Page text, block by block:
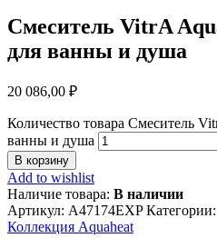
Смеситель VitrA
для ванны и душа
20 086,00 ₽
Количество товара Смеситель
ванны и душа
В корзину
Add to wishlist
Наличие товара: В наличии
Артикул: A47174EXP Категории:
Коллекция Aquaheat